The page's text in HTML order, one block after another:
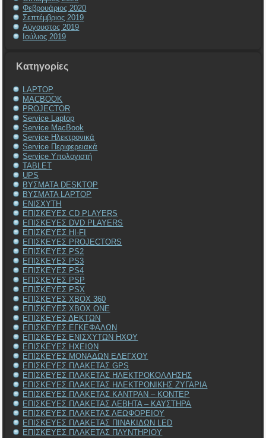
Φεβρουάριος 2020
Σεπτέμβριος 2019
Αύγουστος 2019
Ιούλιος 2019
Kατηγορίες
LAPTOP
MACBOOK
PROJECTOR
Service Laptop
Service MacBook
Service Ηλεκτρονικά
Service Περιφερειακά
Service Υπολογιστή
TABLET
UPS
ΒΥΣΜΑΤΑ DESKTOP
ΒΥΣΜΑΤΑ LAPTOP
ΕΝΙΣΧΥΤΗ
ΕΠΙΣΚΕΥΕΣ CD PLAYERS
ΕΠΙΣΚΕΥΕΣ DVD PLAYERS
ΕΠΙΣΚΕΥΕΣ HI-FI
ΕΠΙΣΚΕΥΕΣ PROJECTORS
ΕΠΙΣΚΕΥΕΣ PS2
ΕΠΙΣΚΕΥΕΣ PS3
ΕΠΙΣΚΕΥΕΣ PS4
ΕΠΙΣΚΕΥΕΣ PSP
ΕΠΙΣΚΕΥΕΣ PSX
ΕΠΙΣΚΕΥΕΣ XBOX 360
ΕΠΙΣΚΕΥΕΣ XBOX ONE
ΕΠΙΣΚΕΥΕΣ ΔΕΚΤΩΝ
ΕΠΙΣΚΕΥΕΣ ΕΓΚΕΦΑΛΩΝ
ΕΠΙΣΚΕΥΕΣ ΕΝΙΣΧΥΤΩΝ ΗΧΟΥ
ΕΠΙΣΚΕΥΕΣ ΗΧΕΙΩΝ
ΕΠΙΣΚΕΥΕΣ ΜΟΝΑΔΩΝ ΕΛΕΓΧΟΥ
ΕΠΙΣΚΕΥΕΣ ΠΛΑΚΕΤΑΣ GPS
ΕΠΙΣΚΕΥΕΣ ΠΛΑΚΕΤΑΣ ΗΛΕΚΤΡΟΚΟΛΛΗΣΗΣ
ΕΠΙΣΚΕΥΕΣ ΠΛΑΚΕΤΑΣ ΗΛΕΚΤΡΟΝΙΚΗΣ ΖΥΓΑΡΙΑ
ΕΠΙΣΚΕΥΕΣ ΠΛΑΚΕΤΑΣ ΚΑΝΤΡΑΝ – ΚΟΝΤΕΡ
ΕΠΙΣΚΕΥΕΣ ΠΛΑΚΕΤΑΣ ΛΕΒΗΤΑ – ΚΑΥΣΤΗΡΑ
ΕΠΙΣΚΕΥΕΣ ΠΛΑΚΕΤΑΣ ΛΕΩΦΟΡΕΙΟΥ
ΕΠΙΣΚΕΥΕΣ ΠΛΑΚΕΤΑΣ ΠΙΝΑΚΙΔΩΝ LED
ΕΠΙΣΚΕΥΕΣ ΠΛΑΚΕΤΑΣ ΠΛΥΝΤΗΡΙΟΥ